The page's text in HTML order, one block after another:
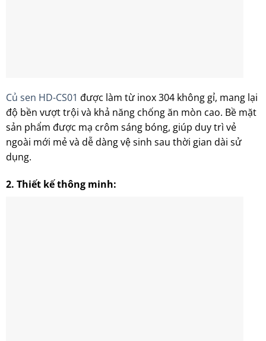
Củ sen HD-CS01 được làm từ inox 304 không gỉ, mang lại
độ bền vượt trội và khả năng chống ăn mòn cao. Bề mặt
sản phẩm được mạ crôm sáng bóng, giúp duy trì vẻ
ngoài mới mẻ và dễ dàng vệ sinh sau thời gian dài sử
dụng.
2. Thiết kế thông minh: